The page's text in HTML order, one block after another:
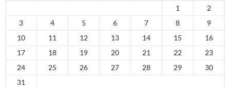
1
2
3
4 5 6 7 8
9
10
11 12 13 14 15
16
17
18 19 20 21 22
23
24
25 26 27 28 29
30
31